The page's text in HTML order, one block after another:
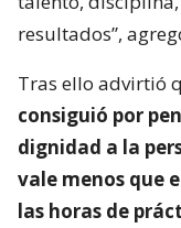
resultados”,
Tras ello advirtió
consiguió por
dignidad a la
vale menos que
las horas de